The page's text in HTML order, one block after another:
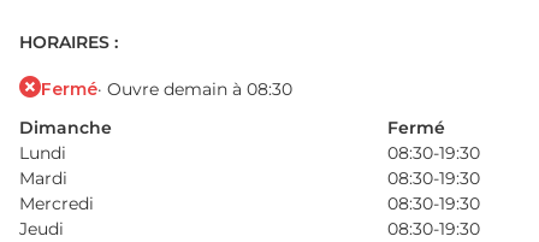
HORAIRES :
Fermé· Ouvre demain à 08:30
Dimanche
Fermé
Lundi
08:30-19:30
Mardi
08:30-19:30
Mercredi
08:30-19:30
Jeudi
08:30-19:30